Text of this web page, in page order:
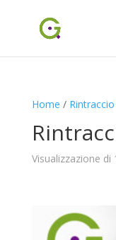
Home /
Visualizzazione